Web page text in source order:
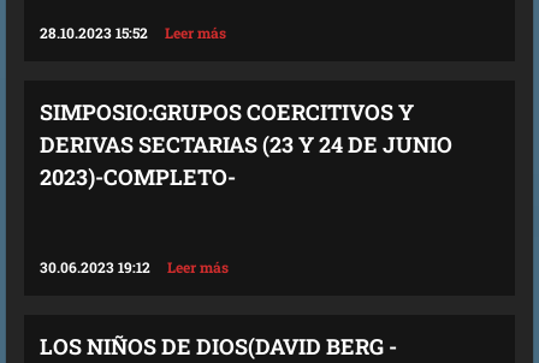
28.10.2023 15:52 Leer más
SIMPOSIO:GRUPOS COERCITIVOS Y
DERIVAS SECTARIAS (23 Y 24 DE JUNIO
2023)-COMPLETO-
30.06.2023 19:12 Leer más
LOS NIÑOS DE DIOS(DAVID BERG -